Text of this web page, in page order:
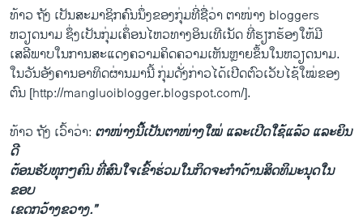
ທ້າວ ຖັງ ​ເປັນ​ສະມາຊິກ​ຄົນ​ນຶ່ງຂອງ​ກຸ່ມ​ທີ່​ຊື່ວ່າ ຕາ​ໜ່າງ bloggers
ຫວຽດນາມ ຊຶ່ງ​ເປັນ​ກຸ່ມ​ເຄຶ່ອນ​ໄຫວ​ທາງ​ອິນ​ເທີ​ເນັດ ທີ່​ຮຽກຮ້ອງ​ໃຫ້​ມີ​
ເສລີພາບໃນ​ການສະ​ແດງ​ຄວາມ​ຄິດ​ຄວາມ​ເຫັນ​ຫຼາຍ​ຂຶ້ນ​ໃນ​ຫວຽດນາມ.
ໃນວັນ​ອັງຄານອາທິດ​ຜ່າ​ນມາ​ນີ້ ກຸ່ມ​ດັ່ງກ່າວ​ໄດ້​ເປີດ​ຕົວ​ເວັບ​ໄຊ້​ໃໝ່ຂອງ​
ຕົນ [http://mangluoiblogger.blogspot.com/].
ທ້າວ ຖັງ ​ເວົ້າ​ວ່າ: ຕາໜ່າງນີ້​ເປັນຕາ​ໜ່າງໃໝ່​ ​ແລະ​ເປີດ​ໃຊ້​ແລ້ວ ​ແລະ​ຍິນ​
ດີ
ຕ້ອນຮັບທຸກໆ​ຄົນ ທີ່ສົນ​ໃຈເຂົ້າຮ່ວມ​ໃນ​ກິດຈະ​ກໍາ​ດ້ານ​ສິດ​ທິມະນຸດ​ໃນ
ຂອບ
​ເຂດ​ກວ້າງຂວາງ​.”